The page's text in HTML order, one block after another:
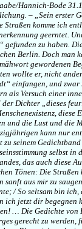
Hannich-Bode
– „Sein erster
komme ich
geerntet.
gefunden zu haben.
Berlin. Doch man
gewordenen
wollte er, nicht
einfangen, und
als Versuch einer
Dichter „dieses
diese
und die Lust und die
kann nur
zu seinem
selbst in
das auch diese
Tönen: Die Straßen
sanft aus mir zu
/ So seltsam bin
jetzt dir begegnen
… Die Gedichte von
gerecht zu werden,